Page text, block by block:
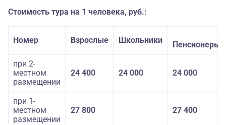
Стоимость тура на 1 человека, руб.:
Номер Взрослые Школьники
Пенсионеры
при 2-
местном
размещении
24 400 24 000 24 000
при 1-
местном
размещении
27 800 27 400